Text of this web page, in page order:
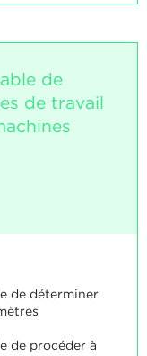
de
de travail
de déterminer
de procéder à